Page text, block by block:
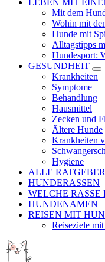
LEBEN MIT
Mit dem
Wohin mit
Hunde mit
Alltagstipps
Hundesport:
GESUNDHEIT
Krankheiten
Symptome
Behandlung
Hausmittel
Zecken und
Ältere Hunde
Krankheiten
Hygiene
ALLE RATGEBER
HUNDERASSEN
WELCHE RASSE
HUNDENAMEN
REISEN MIT
Reiseziele